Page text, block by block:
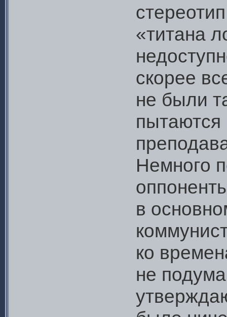
«титана
скорее
не были
пытаются
Немного
в
ко
не